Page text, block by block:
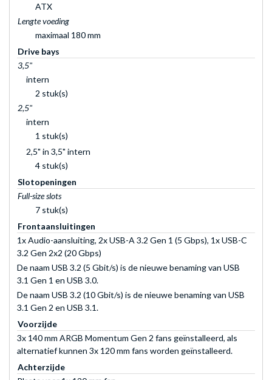
ATX
Lengte voeding
maximaal 180 mm
Drive bays
3,5"
intern
2 stuk(s)
2,5"
intern
1 stuk(s)
2,5" in 3,5" intern
4 stuk(s)
Slotopeningen
Full-size slots
7 stuk(s)
Frontaansluitingen
1x Audio-aansluiting, 2x USB-A 3.2 Gen 1 (5 Gbps), 1x USB-C
3.2 Gen 2x2 (20 Gbps)
De naam USB 3.2 (5 Gbit/s) is de nieuwe benaming van USB
3.1 Gen 1 en USB 3.0.
De naam USB 3.2 (10 Gbit/s) is de nieuwe benaming van USB
3.1 Gen 2 en USB 3.1.
Voorzijde
3x 140 mm ARGB Momentum Gen 2 fans geïnstalleerd, als
alternatief kunnen 3x 120 mm fans worden geïnstalleerd.
Achterzijde